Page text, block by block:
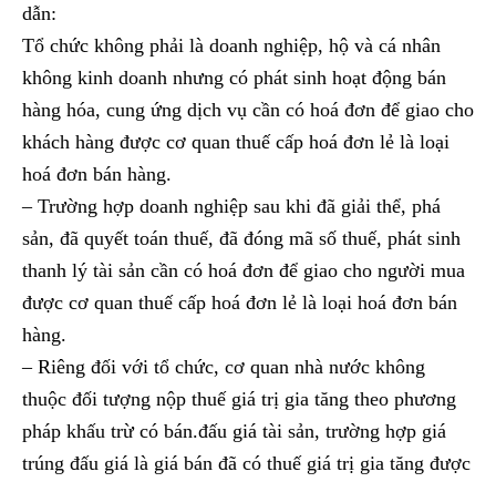
dẫn:
Tổ chức không phải là doanh nghiệp, hộ và cá nhân
không kinh doanh nhưng có phát sinh hoạt động bán
hàng hóa, cung ứng dịch vụ cần có hoá đơn để giao cho
khách hàng được cơ quan thuế cấp hoá đơn lẻ là loại
hoá đơn bán hàng.
– Trường hợp doanh nghiệp sau khi đã giải thể, phá
sản, đã quyết toán thuế, đã đóng mã số thuế, phát sinh
thanh lý tài sản cần có hoá đơn để giao cho người mua
được cơ quan thuế cấp hoá đơn lẻ là loại hoá đơn bán
hàng.
– Riêng đối với tổ chức, cơ quan nhà nước không
thuộc đối tượng nộp thuế giá trị gia tăng theo phương
pháp khấu trừ có bán.đấu giá tài sản, trường hợp giá
trúng đấu giá là giá bán đã có thuế giá trị gia tăng được